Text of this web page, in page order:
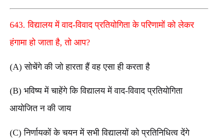
643. विद्यालय में वाद-विवाद प्रतियोगिता के परिणामों को लेकर
हंगामा हो जाता है, तो आप?
(A) सोचेंगे की जो हारता हैं वह एसा ही करता है
(B) भविष्य में चाहेंगे कि विद्यालय में वाद-विवाद प्रतियोगिता
आयोजित न की जाय
(C) निर्णायकों के चयन में सभी विद्यालयों को प्रतिनिधित्व देंगे